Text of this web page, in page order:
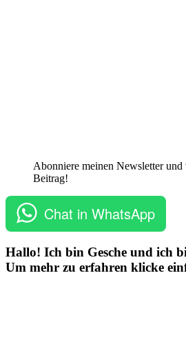
Abonniere meinen Newsletter und
Beitrag!
Chat in WhatsApp
Hallo! Ich bin Gesche und ich
Um mehr zu erfahren klicke